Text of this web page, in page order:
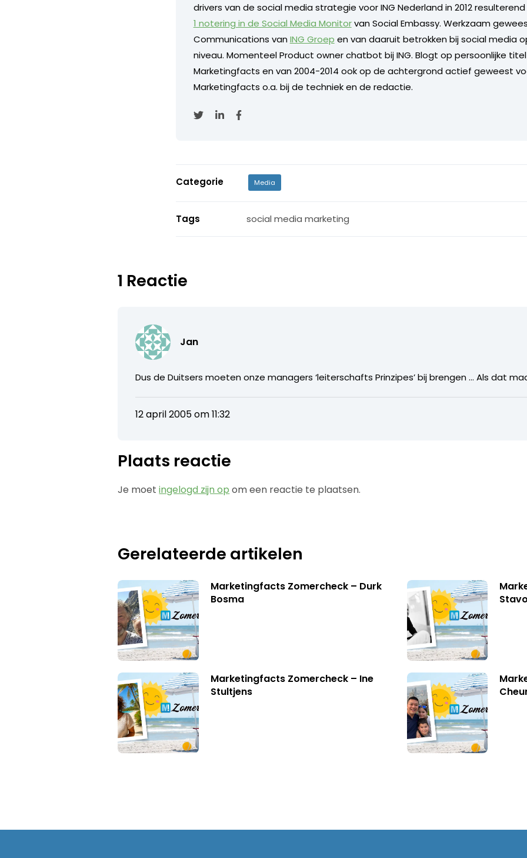
drivers van de social media strategie voor ING Nederland in 2012
1 notering in de Social Media Monitorvan Social Embassy. Werkzaam
Communications vanING Groep en van daaruit betrokken bij social media
niveau. Momenteel Product owner chatbot bij ING. Blogt op persoonlijke
Marketingfacts en van 2004-2014 ook op de achtergrond actief geweest
Marketingfacts o.a. bij de techniek en de redactie.
Categorie Media
Tags social media marketing
1 Reactie
Jan
Dus de Duitsers moeten onze managers ‘leiterschafts Prinzipes’ bij brengen … Als dat
12 april 2005 om 11:32
Plaats reactie
Je moetingelogd zijn op om een reactie te plaatsen.
Gerelateerde artikelen
Marketingfacts Zomercheck – Durk
Bosma
Marketingfacts Zomercheck – Ine
Stultjens